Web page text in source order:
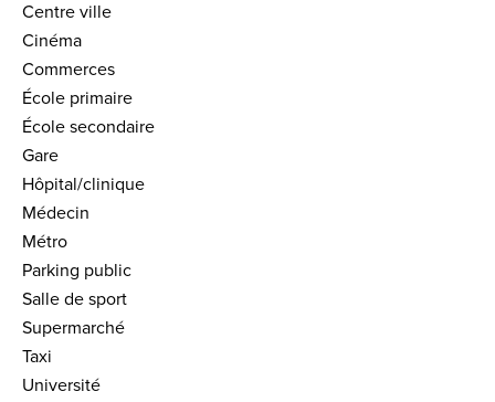
Centre ville
Cinéma
Commerces
École primaire
École secondaire
Gare
Hôpital/clinique
Médecin
Métro
Parking public
Salle de sport
Supermarché
Taxi
Université